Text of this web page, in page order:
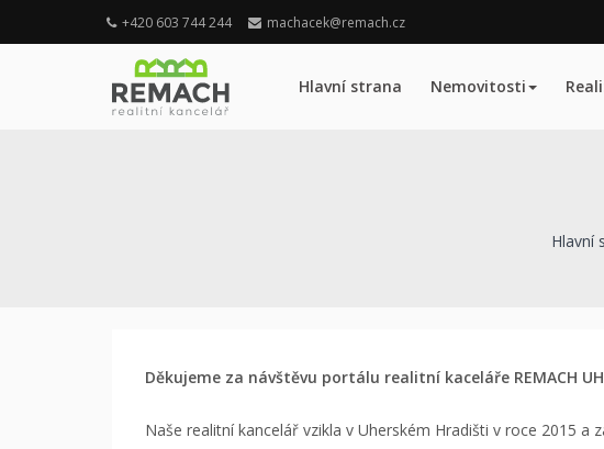
+420 603 744 244 machacek@remach.cz
Hlavní strana Nemovitosti
Hlavní
Děkujeme za návštěvu portálu realitní kaceláře REMACH
Naše realitní kancelář vzikla v Uherském Hradišti v roce 2015 a